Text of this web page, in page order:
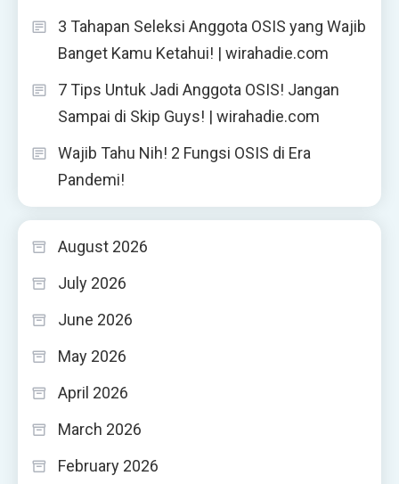
3 Tahapan Seleksi Anggota OSIS yang Wajib
Banget Kamu Ketahui! | wirahadie.com
7 Tips Untuk Jadi Anggota OSIS! Jangan
Sampai di Skip Guys! | wirahadie.com
Wajib Tahu Nih! 2 Fungsi OSIS di Era
Pandemi!
August 2026
July 2026
June 2026
May 2026
April 2026
March 2026
February 2026